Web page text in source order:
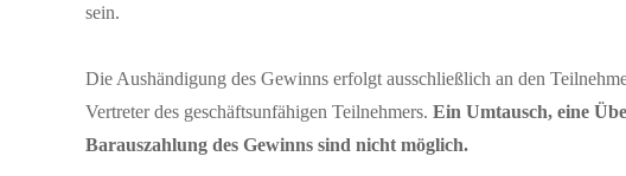
sein.
Die Aushändigung des Gewinns erfolgt ausschließlich an den
Vertreter des geschäftsunfähigen Teilnehmers. Ein Umtausch, eine
Barauszahlung des Gewinns sind nicht möglich.